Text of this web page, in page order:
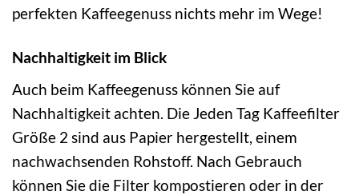
perfekten Kaffeegenuss nichts mehr im Wege!
Nachhaltigkeit im Blick
Auch beim Kaffeegenuss können Sie auf
Nachhaltigkeit achten. Die Jeden Tag Kaffeefilter
Größe 2 sind aus Papier hergestellt, einem
nachwachsenden Rohstoff. Nach Gebrauch
können Sie die Filter kompostieren oder in der